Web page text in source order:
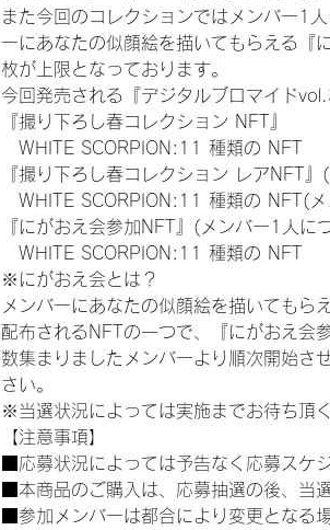
また今回のコレクションではメンバー1
ーにあなたの似顔絵を描いてもらえる『
枚が上限となっております。
今回発売される『デジタルブロマイド
『撮り下ろし春コレクション NFT』
WHITE SCORPION:11 種類の NFT
『撮り下ろし春コレクション レアNFT
WHITE SCORPION:11 種類の NFT(メ
『にがおえ会参加NFT』(メンバー1人に
WHITE SCORPION:11 種類の NFT
※にがおえ会とは？
メンバーにあなたの似顔絵を描いても
配布されるNFTの一つで、『にがおえ会
数集まりましたメンバーより順次開始さ
さい。
※当選状況によっては実施までお待ち頂
【注意事項】
■応募状況によっては予告なく応募スケ
■本商品のご購入は、応募抽選の後、当
■参加メンバーは都合により変更となる